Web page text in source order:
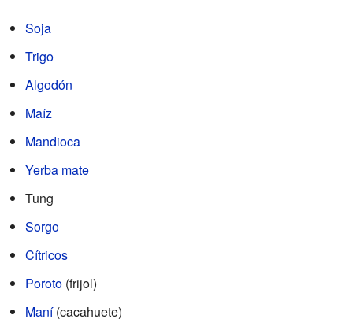
Soja
Trigo
Algodón
Maíz
Mandioca
Yerba mate
Tung
Sorgo
Cítricos
Poroto (frijol)
Maní(cacahuete)